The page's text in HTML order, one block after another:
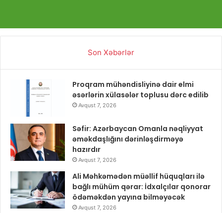
Son Xəbərlər
Proqram mühəndisliyinə dair elmi
əsərlərin xülasələr toplusu dərc edilib
Avqust 7, 2026
Səfir: Azərbaycan Omanla nəqliyyat
əməkdaşlığını dərinləşdirməyə
hazırdır
Avqust 7, 2026
Ali Məhkəmədən müəllif hüquqları ilə
bağlı mühüm qərar: İdxalçılar qonorar
ödəməkdən yayına bilməyəcək
Avqust 7, 2026